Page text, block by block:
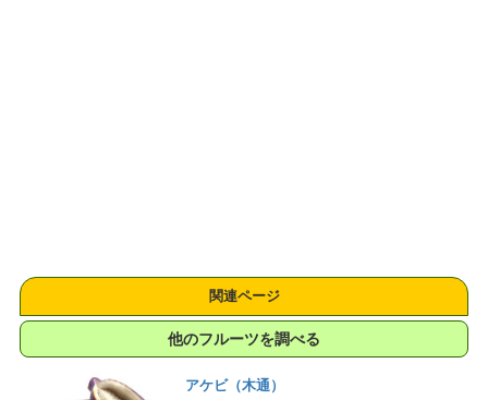
関連ページ
他のフルーツを調べる
アケビ（木通）